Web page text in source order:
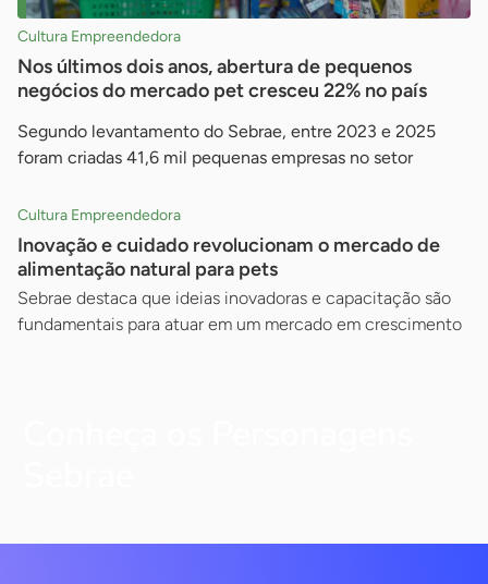
Cultura Empreendedora
Nos últimos dois anos, abertura de pequenos
negócios do mercado pet cresceu 22% no país
Segundo levantamento do Sebrae, entre 2023 e 2025
foram criadas 41,6 mil pequenas empresas no setor
Cultura Empreendedora
Inovação e cuidado revolucionam o mercado de
alimentação natural para pets
Sebrae destaca que ideias inovadoras e capacitação são
fundamentais para atuar em um mercado em crescimento